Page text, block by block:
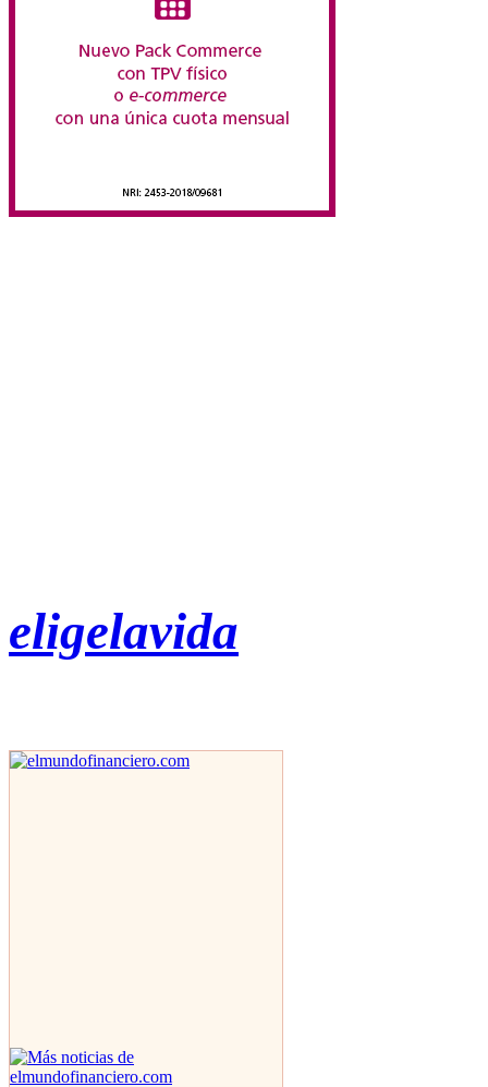
eligelavida